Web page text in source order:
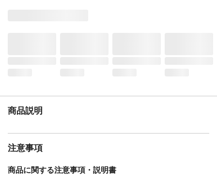
商品説明
注意事項
商品に関する注意事項・説明書